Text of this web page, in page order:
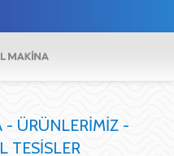
- ÜRÜNLERİMİZ -
TESİSLER